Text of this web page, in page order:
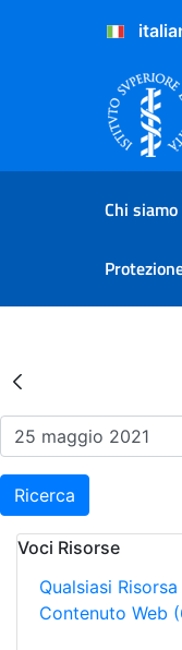
Salta al
Salta al Footer
Chi siamo
Risultati
Ricerca
Voci Risorse
Qualsiasi Risorsa
Contenuto Web